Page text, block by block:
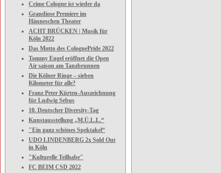
Crime Cologne ist wieder da
Grandiose Premiere im
Hänneschen Theater
ACHT BRÜCKEN | Musik für
Köln 2022
Das Motto des ColognePride 2022
Tommy Engel eröffnet die Open
Air saison am Tanzbrunnen
Die Kölner Ringe – sieben
Kilometer für alle?
Franz Peter Kürten-Auszeichnung
für Ludwig Sebus
10. Deutscher Diversity-Tag
Kunstausstellung „M.Ü.L.L.“
"Ein ganz schönes Spektakel“
UDO LINDENBERG 2x Sold Out
in Köln
"Kulturelle Teilhabe"
FC BEIM CSD 2022